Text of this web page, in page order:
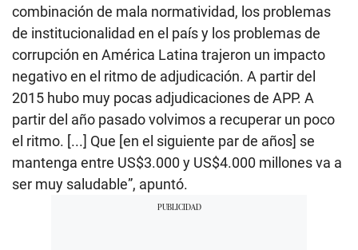
combinación de mala normatividad, los problemas
de institucionalidad en el país y los problemas de
corrupción en América Latina trajeron un impacto
negativo en el ritmo de adjudicación. A partir del
2015 hubo muy pocas adjudicaciones de APP. A
partir del año pasado volvimos a recuperar un poco
el ritmo. [...] Que [en el siguiente par de años] se
mantenga entre US$3.000 y US$4.000 millones va a
ser muy saludable”, apuntó.